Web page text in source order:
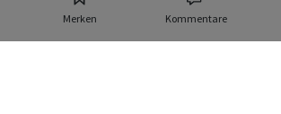
Merken Kommentare